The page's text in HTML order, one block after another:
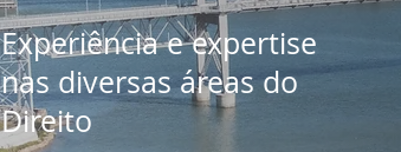
Experiência e expertise
nas diversas áreas do
Direito